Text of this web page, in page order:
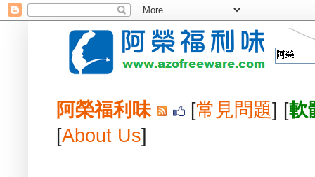
阿榮福利味 [常見問題] [軟
[About Us]